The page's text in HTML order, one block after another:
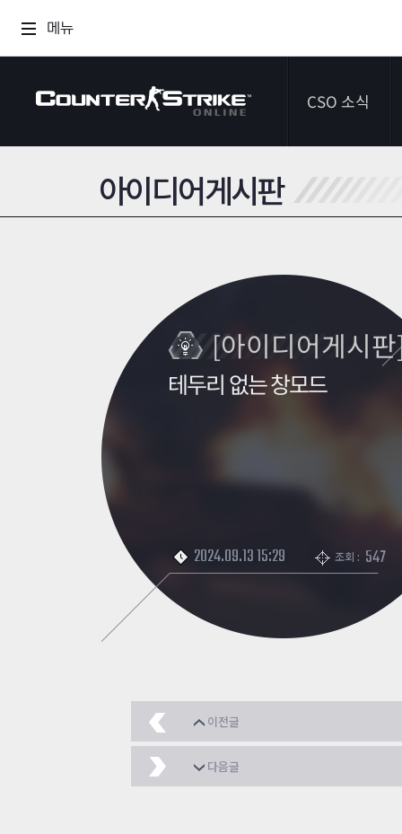
메뉴
CSO 소식
아이디어게시판
[아이디어게시
테두리 없는 창모드
2024.09.13 15:29 조회 : 547
이전글
알파카 아네모네
다음글